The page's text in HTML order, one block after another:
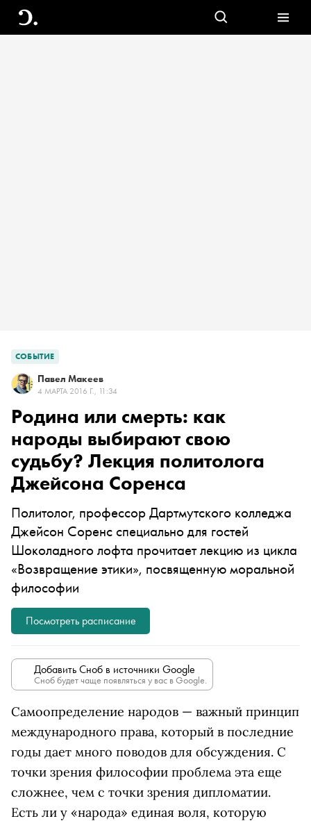
СОБЫТИЕ
Павел Макеев
4 МАРТА 2016 Г., 11:34
Родина или смерть: как
народы выбирают свою
судьбу? Лекция политолога
Джейсона Соренса
Политолог, профессор Дартмутского колледжа
Джейсон Соренс специально для гостей
Шоколадного лофта прочитает лекцию из цикла
«Возвращение этики», посвященную моральной
философии
Посмотреть расписание
Добавить Сноб в источники Google
Сноб будет чаще появляться у вас в Google.
Самоопределение народов — важный принцип
международного права, который в последние
годы дает много поводов для обсуждения. С
точки зрения философии проблема эта еще
сложнее, чем с точки зрения дипломатии.
Есть ли у «народа» единая воля, которую